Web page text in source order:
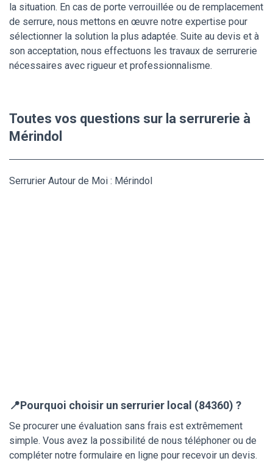
la situation. En cas de porte verrouillée ou de remplacement
de serrure, nous mettons en œuvre notre expertise pour
sélectionner la solution la plus adaptée. Suite au devis et à
son acceptation, nous effectuons les travaux de serrurerie
nécessaires avec rigueur et professionnalisme.
Toutes vos questions sur la serrurerie à
Mérindol
Serrurier Autour de Moi : Mérindol
📍Pourquoi choisir un serrurier local (84360) ?
Se procurer une évaluation sans frais est extrêmement
simple. Vous avez la possibilité de nous téléphoner ou de
compléter notre formulaire en ligne pour recevoir un devis.